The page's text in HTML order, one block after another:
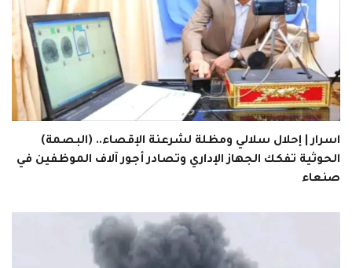
اسرار | إحلال سلالي ومظلة لشرعنة الإقصاء.. (البصمة)
الحوثية تفكك الجهاز الإداري وتصادر أجور آلاف الموظفين في
صنعاء